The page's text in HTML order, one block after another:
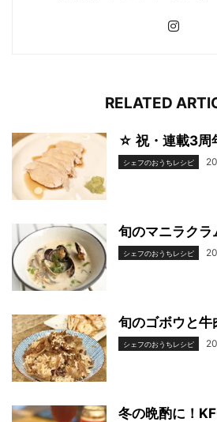
RELATED
☆ 祝・連載3周
シェフのおうちレシピ
旬のマニラクラ
シェフのおうちレシピ
旬のゴボウと牛
シェフのおうちレシピ
冬の晩酌に！